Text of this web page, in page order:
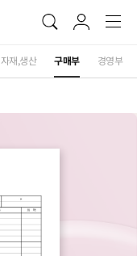
자재,생산 구매부 경영부